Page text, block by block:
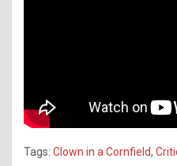
Tags: Clown in a Cornfield,